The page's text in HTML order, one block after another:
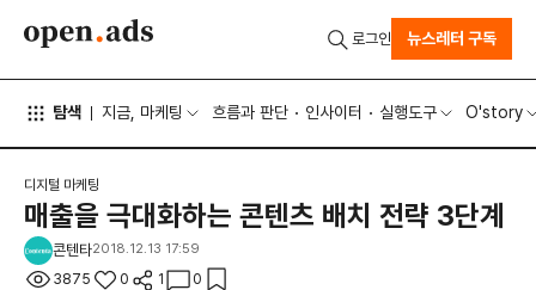
탐색 지금, 마케팅 흐름과 판단 인사이터 실행도구 O'story
로그인 뉴스레터 구독
디지털 마케팅
매출을 극대화하는 콘텐츠 배치 전략 3단계
콘텐타2018.12.13 17:59
3875 0 1 0